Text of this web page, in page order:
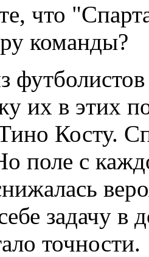
что
команды?
их в этих
Косту.
поле с
задачу в
точности.